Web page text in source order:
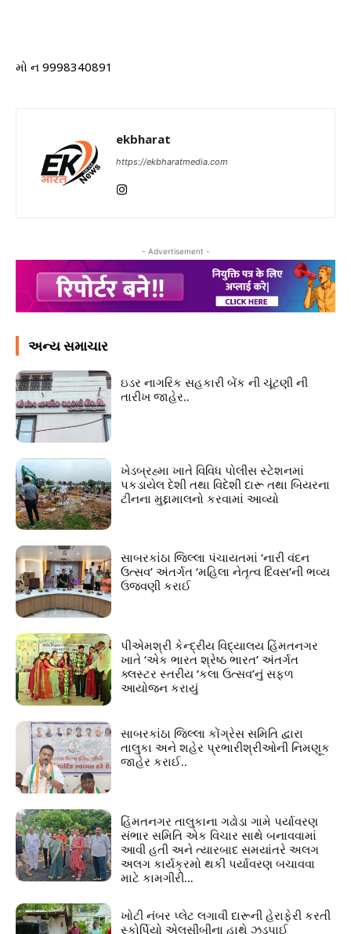
મો ન 9998340891
ekbharat
https://ekbharatmedia.com
- Advertisement -
અન્ય સમાચાર
ઇડર નાગરિક સહકારી બેંક ની ચૂંટણી ની
તારીખ જાહેર..
ખેડબ્રહ્મા ખાતે વિવિધ પોલીસ સ્ટેશનમાં
પકડાયેલ દેશી તથા વિદેશી દારૂ તથા બિયરના
ટીનના મુદ્દામાલનો કરવામાં આવ્યો
સાબરકાંઠા જિલ્લા પંચાયતમાં ‘નારી વંદન
ઉત્સવ’ અંતર્ગત ‘મહિલા નેતૃત્વ દિવસ’ની ભવ્ય
ઉજવણી કરાઈ
પીએમશ્રી કેન્દ્રીય વિદ્યાલય હિંમતનગર
ખાતે ‘એક ભારત શ્રેષ્ઠ ભારત’ અંતર્ગત
ક્લસ્ટર સ્તરીય ‘કલા ઉત્સવ’નું સફળ
આયોજન કરાયું
સાબરકાંઠા જિલ્લા કોંગ્રેસ સમિતિ દ્વારા
તાલુકા અને શહેર પ્રભારીશ્રીઓની નિમણૂક
જાહેર કરાઈ..
હિંમતનગર તાલુકાના ગઢોડા ગામે પર્યાવરણ
સંભાર સમિતિ એક વિચાર સાથે બનાવવામાં
આવી હતી અને ત્યારબાદ સમયાંતરે અલગ
અલગ કાર્યક્રમો થકી પર્યાવરણ બચાવવા
માટે કામગીરી...
ખોટી નંબર પ્લેટ લગાવી દારૂની હેરાફેરી કરતી
સ્કોર્પિયો એલસીબીના હાથે ઝડપાઈ